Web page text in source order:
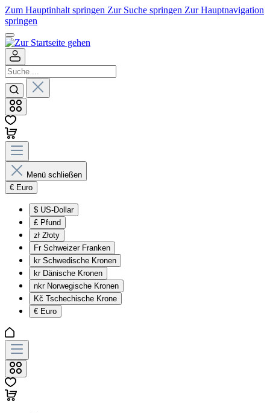
Zum Hauptinhalt springen Zur Suche springen Zur Hauptnavigation
springen
Menü schließen
€ Euro
$ US-Dollar
£ Pfund
zł Złoty
Fr Schweizer Franken
kr Schwedische Kronen
kr Dänische Kronen
nkr Norwegische Kronen
Kč Tschechische Krone
€ Euro